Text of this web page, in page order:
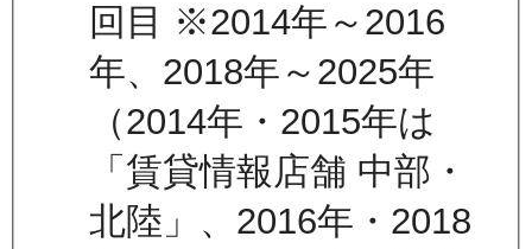
回目 ※2014年～2016
年、2018年～2025年
（2014年・2015年は
「賃貸情報店舗 中部・
北陸」、2016年・2018